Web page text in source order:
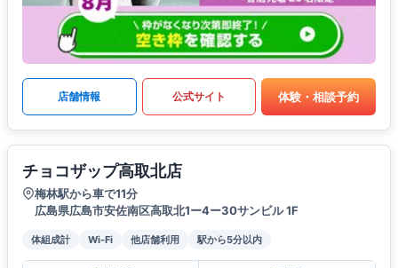
店舗情報 公式サイト 体験・相談予約
チョコザップ高取北店
梅林駅から車で11分
広島県広島市安佐南区高取北1ー4ー30サンビル 1F
体組成計 Wi-Fi 他店舗利用 駅から5分以内